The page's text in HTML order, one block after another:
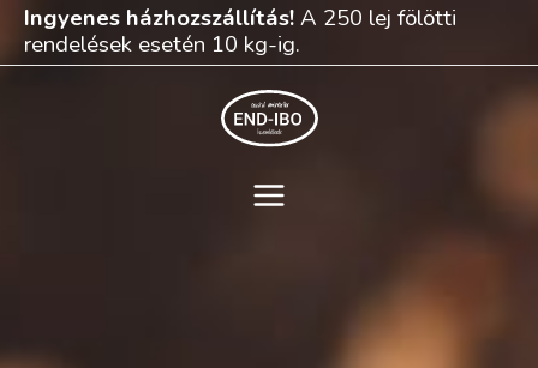
Skip
content
Ingyenes házhozszállítás!A 250 lej fölötti
rendelések esetén 10 kg-ig.